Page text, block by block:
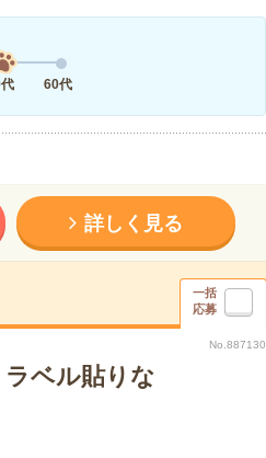
60代
詳しく見る
一括
応募
No.887130
ベル貼りな